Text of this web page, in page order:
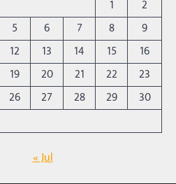
ఘాటుతో మండుతున్న నోర్లు
Balachander
15/04/2026
ఉత్తర ప్రదేశ్‌లోని ఝాన్సీ జిల్లాలో ఒక
వింతైన రోడ్డు ప్రమాదం చోటుచేసుకుంది.
ఝాన్సీ–కాన్పూర్ జాతీయ రహదారిపై
వేల సంఖ్యలో బీరు…
Trending
అక్కడ ఆదివారం బట్టలు
1
2
5 6 7 8
9
12 13 14 15
16
19 20 21 22
23
26 27 28 29
30
« Jul